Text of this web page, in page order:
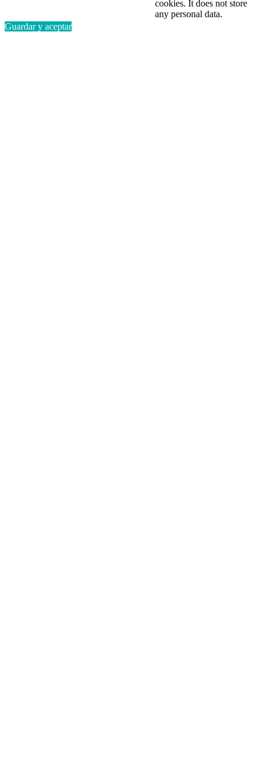
cookies. It does not store
any personal data.
Guardar y aceptar